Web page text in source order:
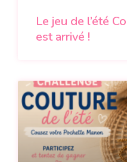
Le jeu de l’été
est arrivé !